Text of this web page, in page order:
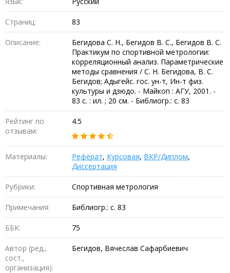
Страниц: 83
Описание:
Бегидова С. Н., Бегидов В. С., Бегидов В. С.
Практикум по спортивной метрологии:
корреляционный анализ. Параметрические
методы сравнения / С. Н. Бегидова, В. С.
Бегидов; Адыгейс. гос. ун-т, Ин-т физ.
культуры и дзюдо. - Майкоп : АГУ, 2001. -
83 с. : ил. ; 20 см. - Библиогр.: с. 83
Рейтинг по
отзывам:
4.5
Материалы: Реферат, Курсовая, ВКР/Диплом,
Диссертация
Рубрики: Спортивная метрология
Примечания: Библиогр.: с. 83
ББК: 75
Автор (ред.,
сост.,
организация):
Бегидов, Вячеслав Сафарбиевич